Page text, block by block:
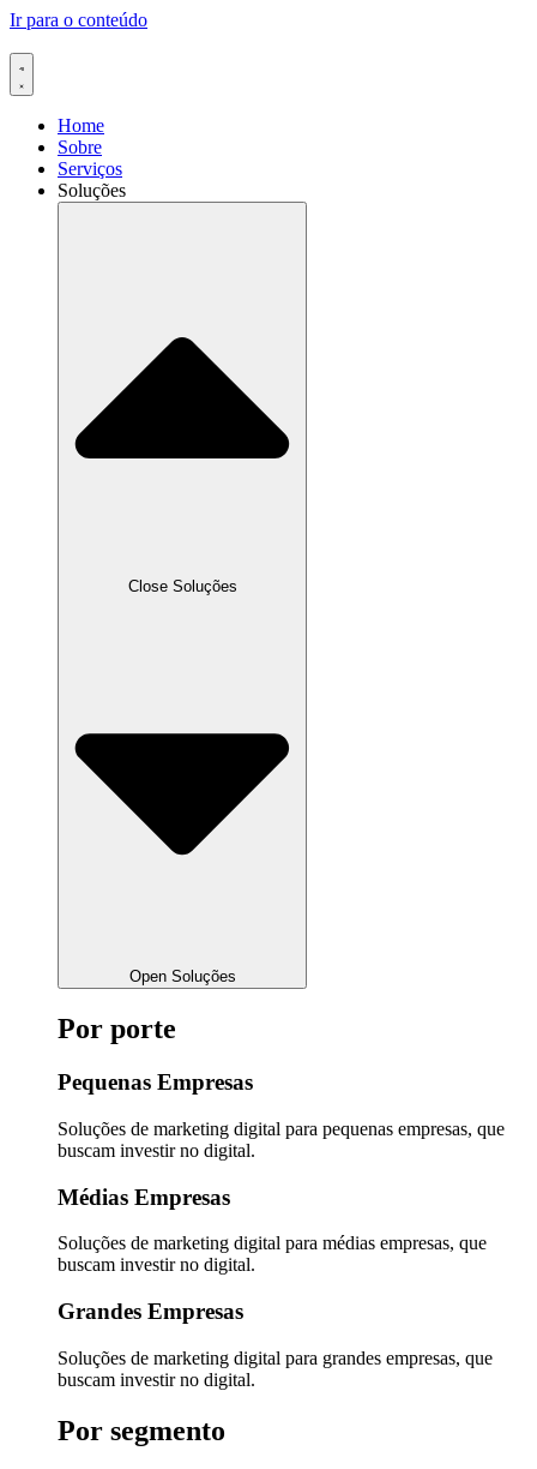
Ir para o conteúdo
Home
Sobre
Serviços
Soluções
Close Soluções
Open Soluções
Por porte
Pequenas Empresas
Soluções de marketing digital para pequenas empresas, que
buscam investir no digital.
Médias Empresas
Soluções de marketing digital para médias empresas, que
buscam investir no digital.
Grandes Empresas
Soluções de marketing digital para grandes empresas, que
buscam investir no digital.
Por segmento